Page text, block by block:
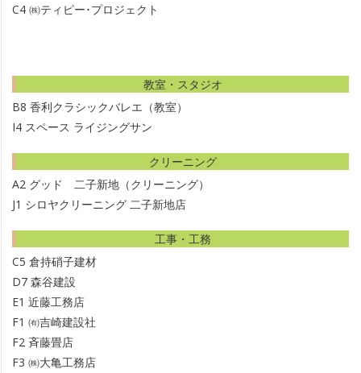
C4 ㈱ティピー･プロジェクト
教室・スタジオ
B8 香利クラシックバレエ（教室）
I4 スペース ライジングサン
クリーニング
A2 グッド 二子新地（クリーニング）
J1 シロヤクリーニング 二子新地店
工事・工務
C5 倉持硝子建材
D7 森谷建設
E1 近藤工務店
F1 ㈲吉崎建設社
F2 斉藤畳店
F3 ㈱大亀工務店